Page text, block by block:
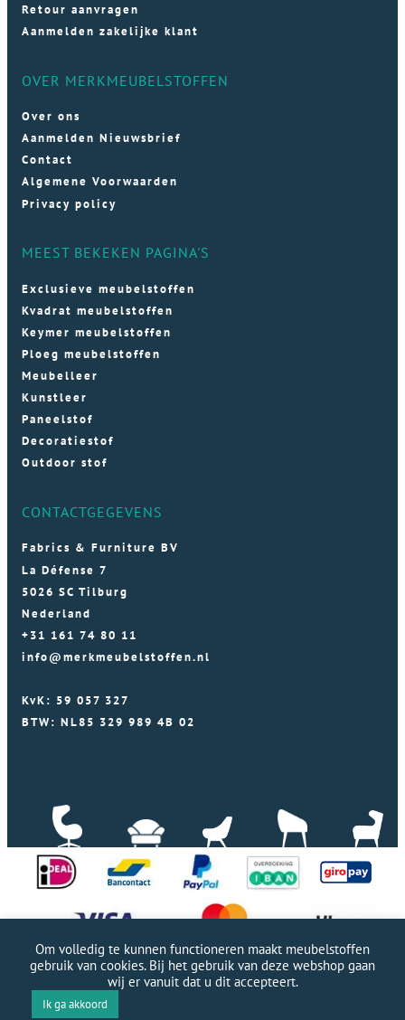
Retour aanvragen
Aanmelden zakelijke klant
OVER MERKMEUBELSTOFFEN
Over ons
Aanmelden Nieuwsbrief
Contact
Algemene Voorwaarden
Privacy policy
MEEST BEKEKEN PAGINA'S
Exclusieve meubelstoffen
Kvadrat meubelstoffen
Keymer meubelstoffen
Ploeg meubelstoffen
Meubelleer
Kunstleer
Paneelstof
Decoratiestof
Outdoor stof
CONTACTGEGEVENS
Fabrics & Furniture BV
La Défense 7
5026 SC Tilburg
Nederland
+31 161 74 80 11
info@merkmeubelstoffen.nl
KvK: 59 057 327
BTW: NL85 329 989 4B 02
Professionele WordPress website door Webworx
Copyright Merkmeubelstoffen 2026
Om volledig te kunnen functioneren maakt meubelstoffen
gebruik van cookies. Bij het gebruik van deze webshop gaan
wij er vanuit dat u dit accepteert.
Ik ga akkoord